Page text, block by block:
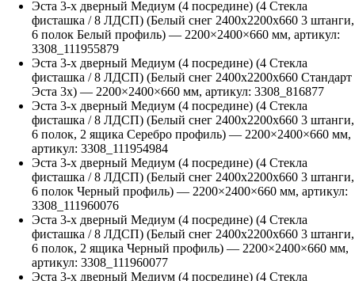
Эста 3-х дверный Медиум (4 посредине) (4 Стекла
фисташка / 8 ЛДСП) (Белый снег 2400х2200х660 3 штанги,
6 полок Белый профиль) — 2200×2400×660 мм, артикул:
3308_111955879
Эста 3-х дверный Медиум (4 посредине) (4 Стекла
фисташка / 8 ЛДСП) (Белый снег 2400х2200х660 Стандарт
Эста 3х) — 2200×2400×660 мм, артикул: 3308_816877
Эста 3-х дверный Медиум (4 посредине) (4 Стекла
фисташка / 8 ЛДСП) (Белый снег 2400х2200х660 3 штанги,
6 полок, 2 ящика Серебро профиль) — 2200×2400×660 мм,
артикул: 3308_111954984
Эста 3-х дверный Медиум (4 посредине) (4 Стекла
фисташка / 8 ЛДСП) (Белый снег 2400х2200х660 3 штанги,
6 полок Черный профиль) — 2200×2400×660 мм, артикул:
3308_111960076
Эста 3-х дверный Медиум (4 посредине) (4 Стекла
фисташка / 8 ЛДСП) (Белый снег 2400х2200х660 3 штанги,
6 полок, 2 ящика Черный профиль) — 2200×2400×660 мм,
артикул: 3308_111960077
Эста 3-х дверный Медиум (4 посредине) (4 Стекла